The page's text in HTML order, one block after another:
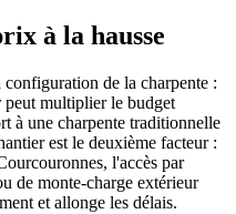
à la hausse
de la charpente :
peut multiplier le budget
à une charpente traditionnelle
est le deuxième facteur :
l'accès par
de monte-charge extérieur
et allonge les délais.